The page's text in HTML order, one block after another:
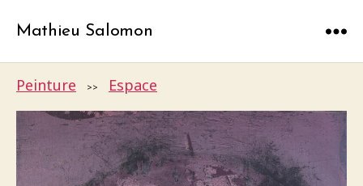
Mathieu Salomon
Peinture >> Espace